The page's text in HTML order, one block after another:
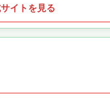
イトを見る